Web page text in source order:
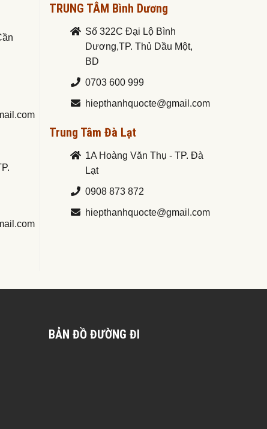
TRUNG TÂM Bình Dương
Số 322C Đại Lộ Bình
Dương,TP. Thủ Dầu Một,
BD
0703 600 999
hiepthanhquocte@gmail.com
Trung Tâm Đà Lạt
1A Hoàng Văn Thụ - TP. Đà
Lạt
0908 873 872
hiepthanhquocte@gmail.com
BẢN ĐỒ ĐƯỜNG ĐI